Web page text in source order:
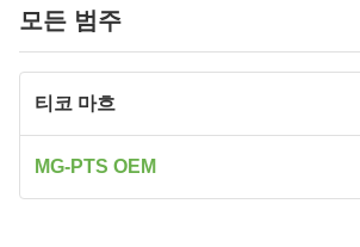
모든 범주
티코 마흐
티스오몰딩 기계
MG-PTS OEM